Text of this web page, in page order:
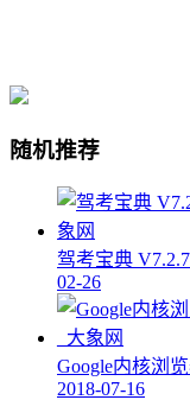
随机推荐
驾考宝典
02-26
Google内核浏
2018-07-16